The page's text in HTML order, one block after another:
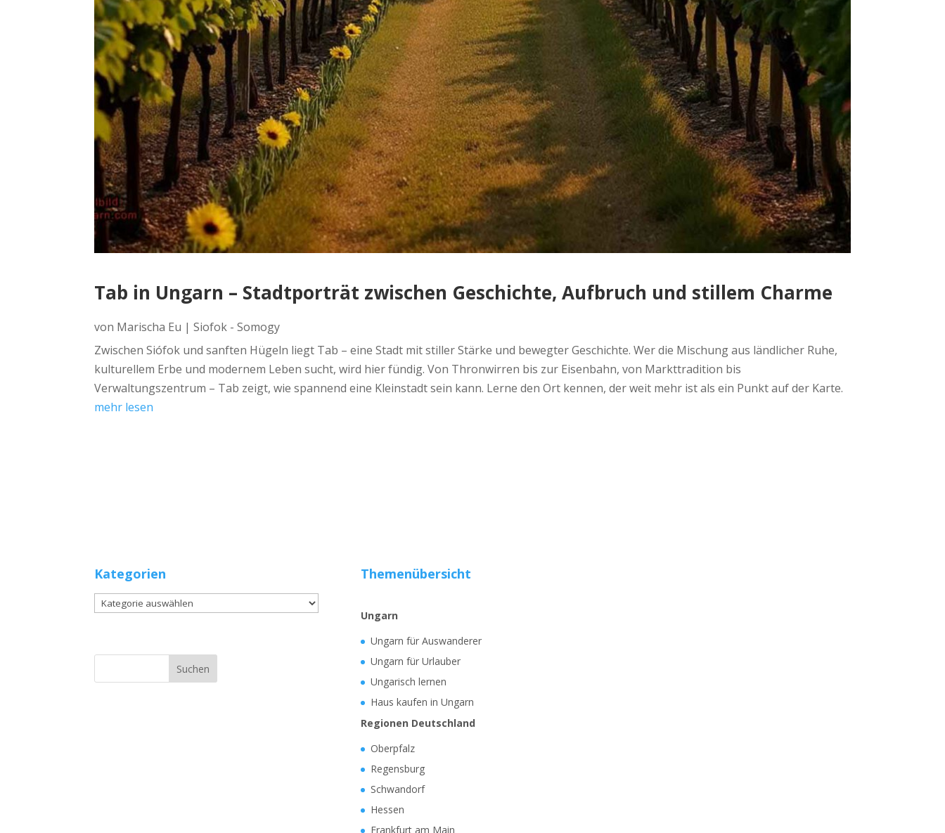
Tab in Ungarn – Stadtporträt zwischen Geschichte, Aufbruch und stillem Charme
von Marischa Eu |Siofok - Somogy
Zwischen Siófok und sanften Hügeln liegt Tab – eine Stadt mit stiller Stärke und bewegter Geschichte. Wer die Mischung aus ländlicher Ruhe,
kulturellem Erbe und modernem Leben sucht, wird hier fündig. Von Thronwirren bis zur Eisenbahn, von Markttradition bis
Verwaltungszentrum – Tab zeigt, wie spannend eine Kleinstadt sein kann. Lerne den Ort kennen, der weit mehr ist als ein Punkt auf der Karte.
mehr lesen
Kategorien
Kategorien
Themenübersicht
Ungarn
Ungarn für Auswanderer
Ungarn für Urlauber
Ungarisch lernen
Haus kaufen in Ungarn
Regionen Deutschland
Oberpfalz
Regensburg
Schwandorf
Hessen
Frankfurt am Main